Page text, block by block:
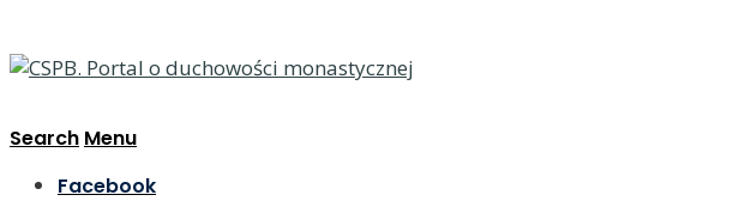
Search Menu
Facebook